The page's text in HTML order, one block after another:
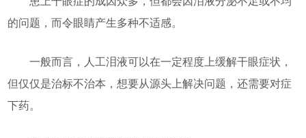
的问题，而令眼睛产生多种不适感。
一般而言，人工泪液可以在一定程度上缓解干眼症状，
但仅仅是治标不治本，想要从源头上解决问题，还需要对症
下药。